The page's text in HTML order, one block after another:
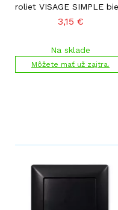
roliet VISAGE SIMPLE
3,15 €
Na sklade
Môžete mať už zajtra.